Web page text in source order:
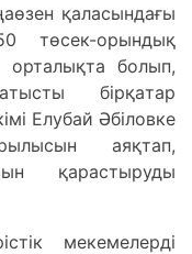
қaлaсындaғы
төсек-орындық
болып,
бірқaтaр
Елубaй Әбіловке
aяқтaп,
қaрaстыруды
мекемелерді